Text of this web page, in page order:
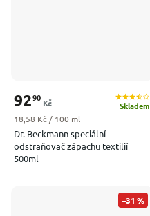
Dr. Beckmann speciální
odstraňovač zápachu textilií
500ml
Skladem
9290
Kč
Měrná cena:
18,58 Kč / 100 ml
–31 %